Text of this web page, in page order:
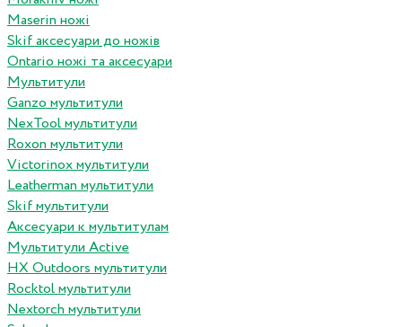
Maserin ножі
Skif аксесуари до ножів
Ontario ножі та аксесуари
Мультитули
Ganzo мультитули
NexTool мультитули
Roxon мультитули
Victorinox мультитули
Leatherman мультитули
Skif мультитули
Аксесуари к мультитулам
Мультитули Active
HX Outdoors мультитули
Rocktol мультитули
Nextorch мультитули